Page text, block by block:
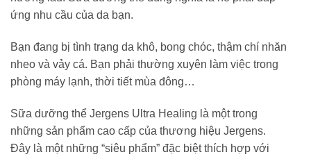
ứng nhu cầu của da bạn.
Bạn đang bị tình trạng da khô, bong chóc, thậm chí nhăn
nheo và vảy cá. Bạn phải thường xuyên làm việc trong
phòng máy lạnh, thời tiết mùa đông…
Sữa dưỡng thể Jergens Ultra Healing là một trong
những sản phẩm cao cấp của thương hiệu Jergens.
Đây là một những “siêu phẩm” đặc biệt thích hợp với